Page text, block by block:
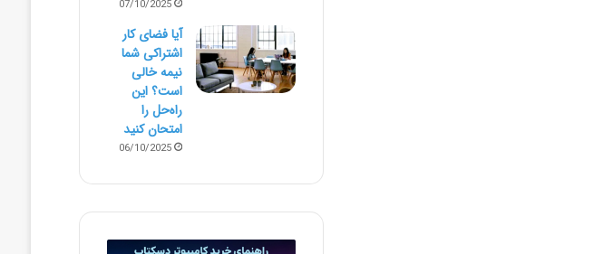
07/10/2025
آیا فضای کار
اشتراکی شما
نیمه‌ خالی
است؟ این
راه‌حل را
امتحان کنید
06/10/2025